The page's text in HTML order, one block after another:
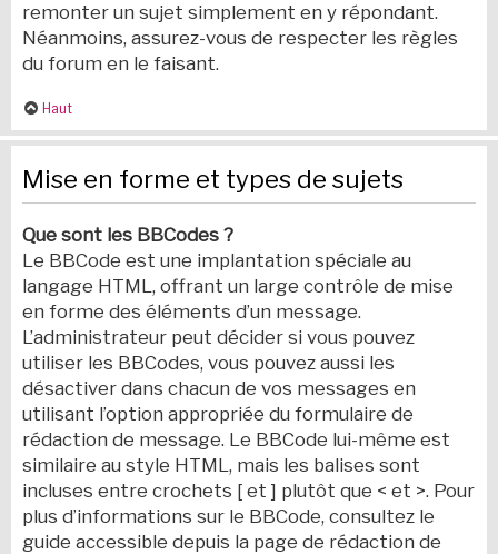
remonter un sujet simplement en y répondant.
Néanmoins, assurez-vous de respecter les règles
du forum en le faisant.
Haut
Mise en forme et types de sujets
Que sont les BBCodes ?
Le BBCode est une implantation spéciale au
langage HTML, offrant un large contrôle de mise
en forme des éléments d’un message.
L’administrateur peut décider si vous pouvez
utiliser les BBCodes, vous pouvez aussi les
désactiver dans chacun de vos messages en
utilisant l’option appropriée du formulaire de
rédaction de message. Le BBCode lui-même est
similaire au style HTML, mais les balises sont
incluses entre crochets [ et ] plutôt que < et >. Pour
plus d’informations sur le BBCode, consultez le
guide accessible depuis la page de rédaction de